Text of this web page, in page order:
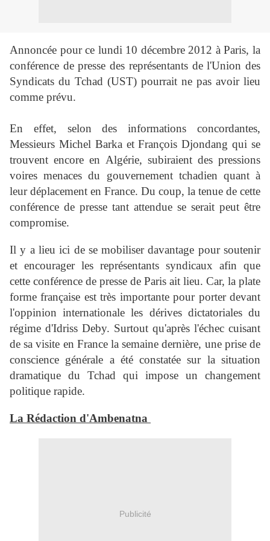
Annoncée pour ce lundi 10 décembre 2012 à Paris, la
conférence de presse des représentants de l'Union des
Syndicats du Tchad (UST) pourrait ne pas avoir lieu
comme prévu.
En effet, selon des informations concordantes,
Messieurs Michel Barka et François Djondang qui se
trouvent encore en Algérie, subiraient des pressions
voires menaces du gouvernement tchadien quant à
leur déplacement en France. Du coup, la tenue de cette
conférence de presse tant attendue se serait peut être
compromise.
Il y a lieu ici de se mobiliser davantage pour soutenir
et encourager les représentants syndicaux afin que
cette conférence de presse de Paris ait lieu. Car, la plate
forme française est très importante pour porter devant
l'oppinion internationale les dérives dictatoriales du
régime d'Idriss Deby. Surtout qu'après l'échec cuisant
de sa visite en France la semaine dernière, une prise de
conscience générale a été constatée sur la situation
dramatique du Tchad qui impose un changement
politique rapide.
La Rédaction d'Ambenatna
Publicité